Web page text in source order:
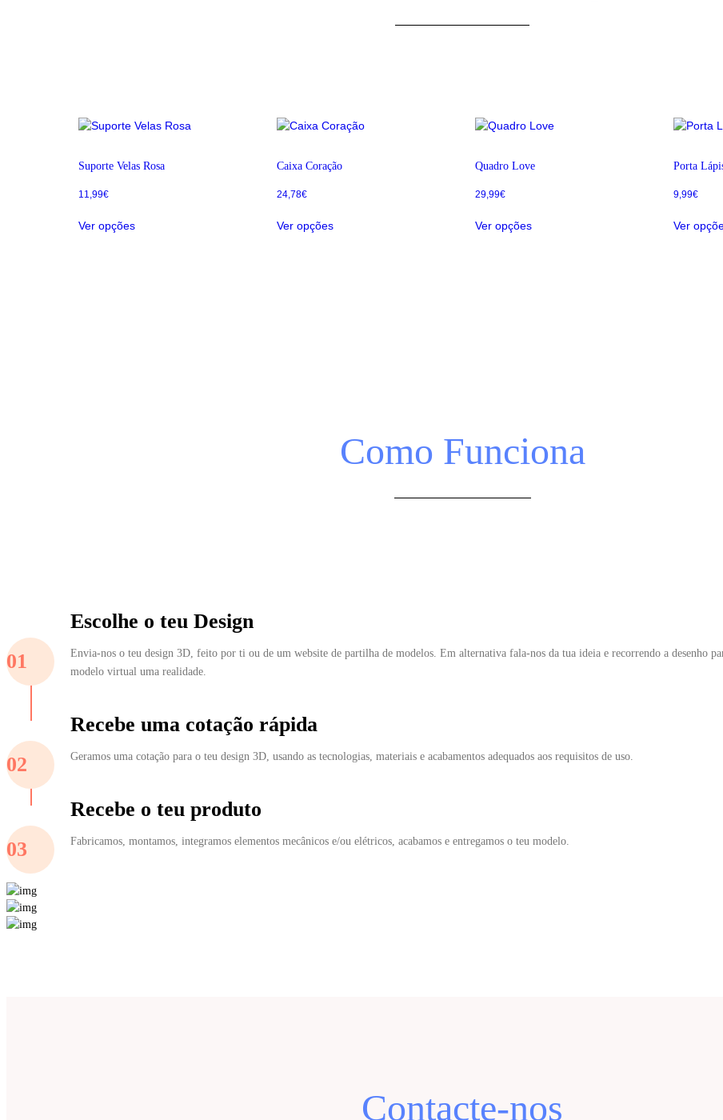
Suporte Velas Rosa
11,99€
Ver opções
Caixa Coração
24,78€
Ver opções
Quadro Love
29,99€
Ver opções
Porta
9,99€
Ver
Como Funciona
01
Escolhe o teu Design
Envia-nos o teu design 3D, feito por ti ou de um website de partilha de modelos. Em alternativa fala-nos da tua ideia e recorrendo a desenho
modelo virtual uma realidade.
02
Recebe uma cotação rápida
Geramos uma cotação para o teu design 3D, usando as tecnologias, materiais e acabamentos adequados aos requisitos de uso.
03
Recebe o teu produto
Fabricamos, montamos, integramos elementos mecânicos e/ou elétricos, acabamos e entregamos o teu modelo.
Contacte-nos